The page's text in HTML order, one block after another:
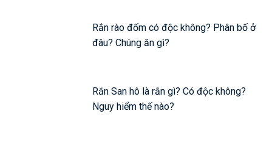
Rắn rào đốm có độc không? Phân bố ở
đâu? Chúng ăn gì?
Rắn San hô là rắn gì? Có độc không?
Nguy hiểm thế nào?